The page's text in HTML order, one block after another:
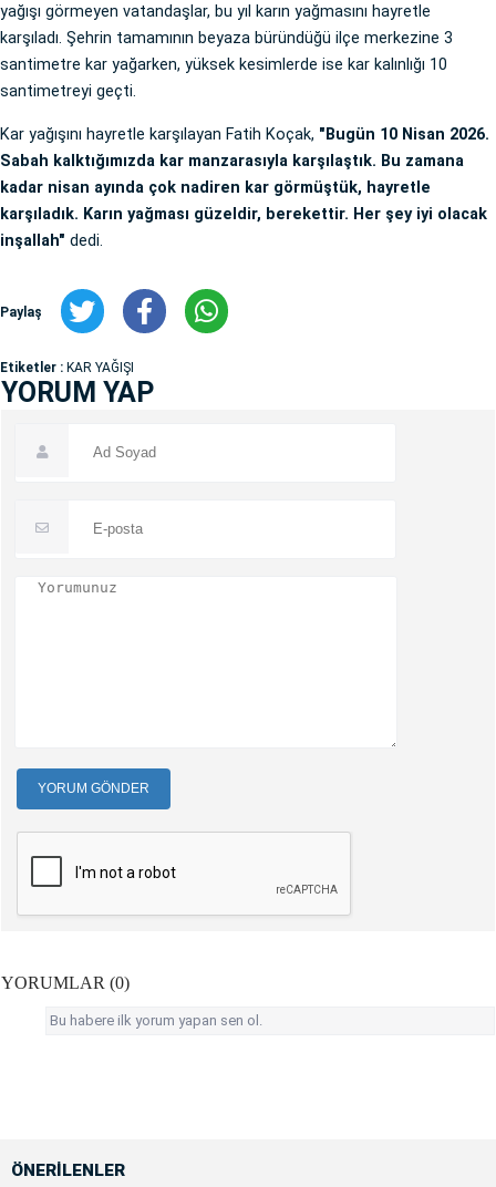
yağışı görmeyen vatandaşlar, bu yıl karın yağmasını hayretle
karşıladı. Şehrin tamamının beyaza büründüğü ilçe merkezine 3
santimetre kar yağarken, yüksek kesimlerde ise kar kalınlığı 10
santimetreyi geçti.
Kar yağışını hayretle karşılayan Fatih Koçak, "Bugün 10 Nisan 2026.
Sabah kalktığımızda kar manzarasıyla karşılaştık. Bu zamana
kadar nisan ayında çok nadiren kar görmüştük, hayretle
karşıladık. Karın yağması güzeldir, berekettir. Her şey iyi olacak
inşallah" dedi.
Paylaş
Etiketler : KAR YAĞIŞI
YORUM YAP
YORUM GÖNDER
YORUMLAR (0)
Bu habere ilk yorum yapan sen ol.
ÖNERİLENLER